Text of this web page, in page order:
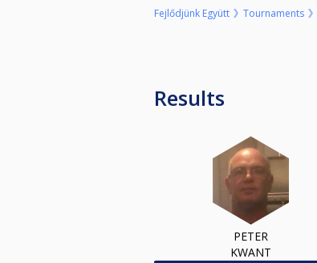
Fejlődjünk Együtt Tournaments
Results
PETER
KWANT